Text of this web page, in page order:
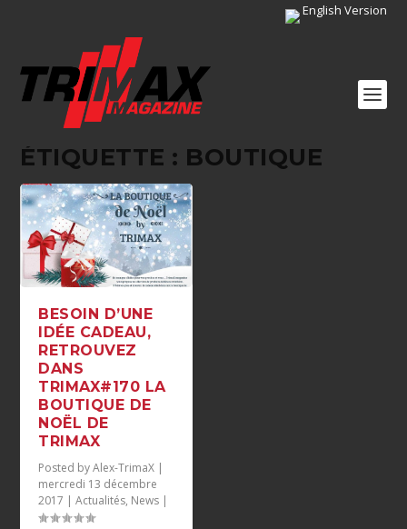
English Version
ÉTIQUETTE : BOUTIQUE
BESOIN D’UNE
IDÉE CADEAU,
RETROUVEZ
DANS
TRIMAX#170 LA
BOUTIQUE DE
NOËL DE
TRIMAX
Posted byAlex-TrimaX |
mercredi 13 décembre
2017 |Actualités, News |